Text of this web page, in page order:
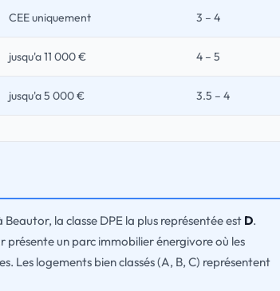
CEE uniquement 3 – 4
jusqu'a 11 000 € 4 – 5
jusqu'a 5 000 € 3.5 – 4
Beautor, la classe DPE la plus représentée est D.
présente un parc immobilier énergivore où les
logements bien classés (A, B, C) représentent